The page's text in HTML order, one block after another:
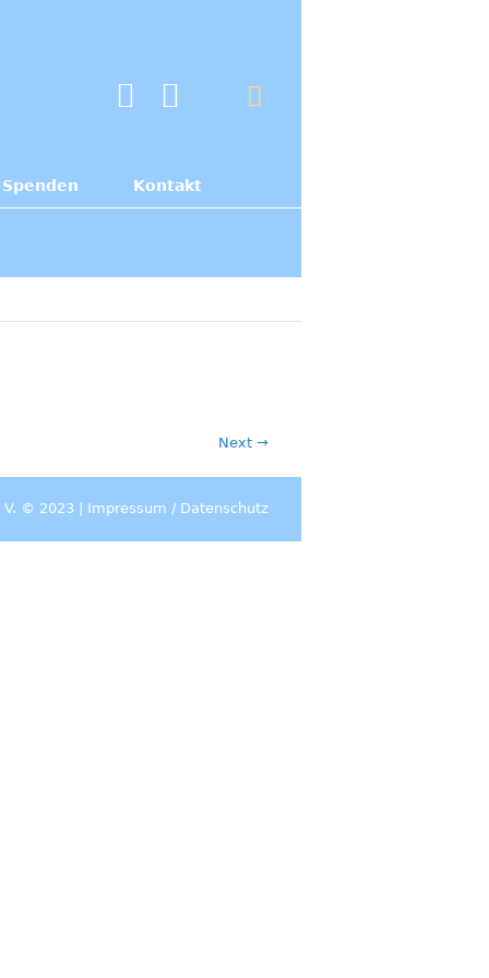
Spenden Kontakt
Next →
V. © 2023 | Impressum / Datenschutz